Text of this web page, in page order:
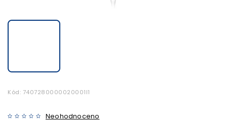
Kód: 7407280000020001I1
Neohodnoceno